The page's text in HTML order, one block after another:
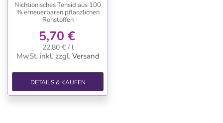
Nichtionisches Tensid aus 100
% erneuerbaren pflanzlichen
Rohstoffen
5,70 €
22,80 € / l
MwSt. inkl. zzgl. Versand
DETAILS & KAUFEN